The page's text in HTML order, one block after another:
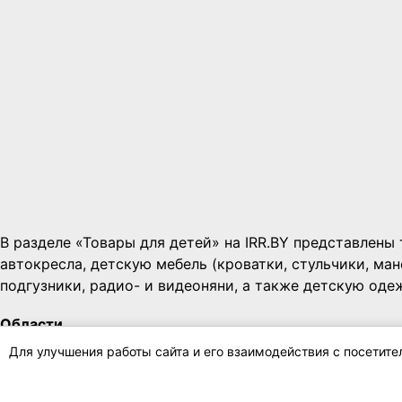
В разделе «Товары для детей» на IRR.BY
автокресла, детскую мебель (кроватки, стульчики,
подгузники, радио- и видеоняни, а также детскую
Области
одежда для детей Брестская область
Для улучшения работы сайта и его взаимодействия с